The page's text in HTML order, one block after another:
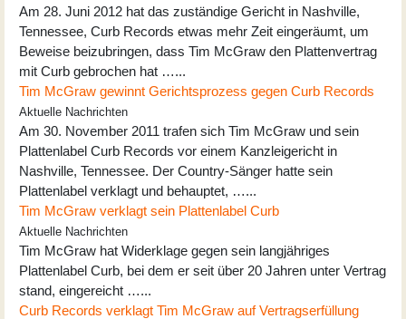
Am 28. Juni 2012 hat das zuständige Gericht in Nashville,
Tennessee, Curb Records etwas mehr Zeit eingeräumt, um
Beweise beizubringen, dass Tim McGraw den Plattenvertrag
mit Curb gebrochen hat …...
Tim McGraw gewinnt Gerichtsprozess gegen Curb Records
Aktuelle Nachrichten
Am 30. November 2011 trafen sich Tim McGraw und sein
Plattenlabel Curb Records vor einem Kanzleigericht in
Nashville, Tennessee. Der Country-Sänger hatte sein
Plattenlabel verklagt und behauptet, …...
Tim McGraw verklagt sein Plattenlabel Curb
Aktuelle Nachrichten
Tim McGraw hat Widerklage gegen sein langjähriges
Plattenlabel Curb, bei dem er seit über 20 Jahren unter Vertrag
stand, eingereicht …...
Curb Records verklagt Tim McGraw auf Vertragserfüllung